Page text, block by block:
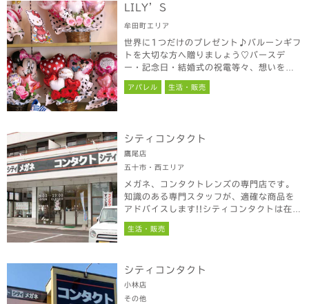
LILY’S
牟田町エリア
世界に1つだけのプレゼント♪バルーンギフ
トを大切な方へ贈りましょう♡バースデ
ー・記念日・結婚式の祝電等々、想いを込
めてバルーンと一緒に笑顔をお届けいたし
ます。この機会にサプライズを計画してみ
アパレル 生活・販売
シティコンタクト
鷹尾店
五十市・西エリア
メガネ、コンタクトレンズの専門店です。
知識のある専門スタッフが、適確な商品を
アドバイスします!!シティコンタクトは在庫
がとにかく豊富♪テストレンズはほとんど
揃っている為、その場で装用・購入が可能
生活・販売
シティコンタクト
小林店
その他